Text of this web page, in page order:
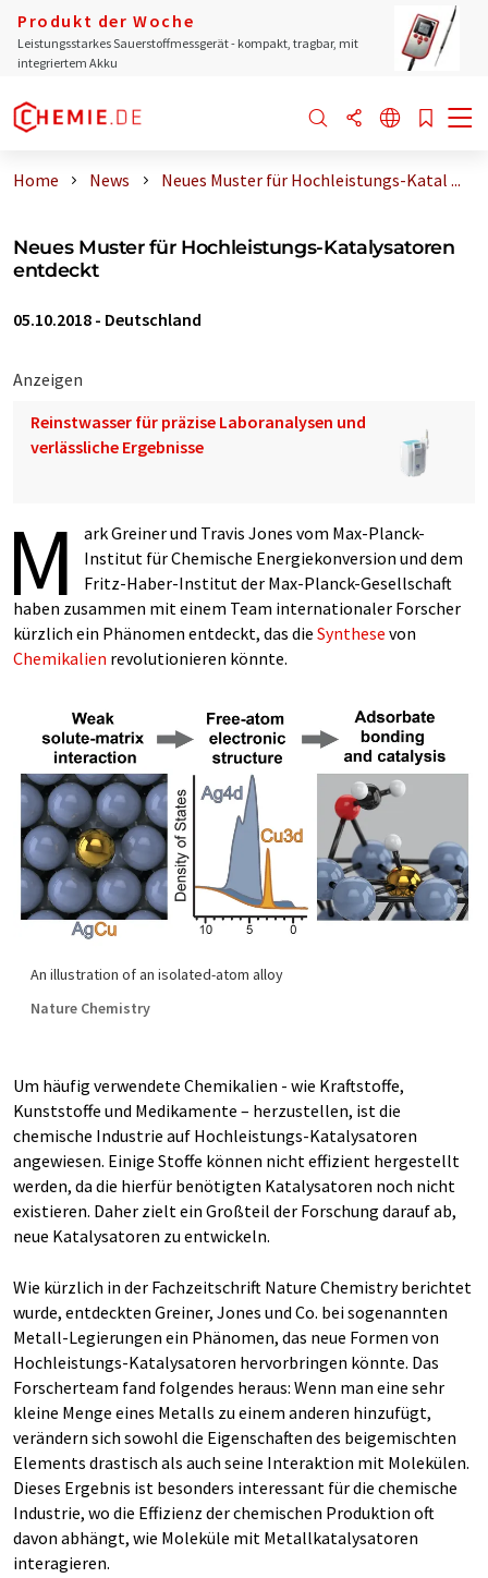
Produkt der Woche
Leistungsstarkes Sauerstoffmessgerät - kompakt, tragbar, mit
integriertem Akku
Home News Neues Muster für Hochleistungs-Katal ...
Neues Muster für Hochleistungs-Katalysatoren
entdeckt
05.10.2018 - Deutschland
Anzeigen
Reinstwasser für präzise Laboranalysen und
verlässliche Ergebnisse
M
ark Greiner und Travis Jones vom Max-Planck-
Institut für Chemische Energiekonversion und dem
Fritz-Haber-Institut der Max-Planck-Gesellschaft
haben zusammen mit einem Team internationaler Forscher
kürzlich ein Phänomen entdeckt, das die Synthese von
Chemikalien revolutionieren könnte.
An illustration of an isolated-atom alloy
Nature Chemistry
Um häufig verwendete Chemikalien - wie Kraftstoffe,
Kunststoffe und Medikamente – herzustellen, ist die
chemische Industrie auf Hochleistungs-Katalysatoren
angewiesen. Einige Stoffe können nicht effizient hergestellt
werden, da die hierfür benötigten Katalysatoren noch nicht
existieren. Daher zielt ein Großteil der Forschung darauf ab,
neue Katalysatoren zu entwickeln.
Wie kürzlich in der Fachzeitschrift Nature Chemistry berichtet
wurde, entdeckten Greiner, Jones und Co. bei sogenannten
Metall-Legierungen ein Phänomen, das neue Formen von
Hochleistungs-Katalysatoren hervorbringen könnte. Das
Forscherteam fand folgendes heraus: Wenn man eine sehr
kleine Menge eines Metalls zu einem anderen hinzufügt,
verändern sich sowohl die Eigenschaften des beigemischten
Elements drastisch als auch seine Interaktion mit Molekülen.
Dieses Ergebnis ist besonders interessant für die chemische
Industrie, wo die Effizienz der chemischen Produktion oft
davon abhängt, wie Moleküle mit Metallkatalysatoren
interagieren.